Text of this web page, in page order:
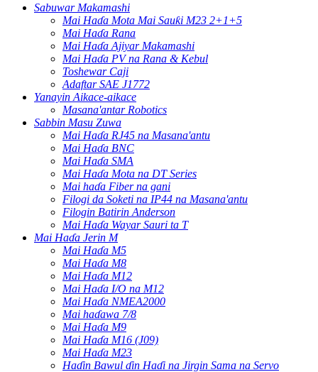
Sabuwar Makamashi
Mai Haɗa Mota Mai Sauƙi M23 2+1+5
Mai Haɗa Rana
Mai Haɗa Ajiyar Makamashi
Mai Haɗa PV na Rana & Kebul
Toshewar Caji
Adaftar SAE J1772
Yanayin Aikace-aikace
Masana'antar Robotics
Sabbin Masu Zuwa
Mai Haɗa RJ45 na Masana'antu
Mai Haɗa BNC
Mai Haɗa SMA
Mai Haɗa Mota na DT Series
Mai haɗa Fiber na gani
Filogi da Soketi na IP44 na Masana'antu
Filogin Batirin Anderson
Mai Haɗa Wayar Sauri ta T
Mai Haɗa Jerin M
Mai Haɗa M5
Mai Haɗa M8
Mai Haɗa M12
Mai Haɗa I/O na M12
Mai Haɗa NMEA2000
Mai haɗawa 7/8
Mai Haɗa M9
Mai Haɗa M16 (J09)
Mai Haɗa M23
Haɗin Bawul ɗin Haɗi na Jirgin Sama na Servo